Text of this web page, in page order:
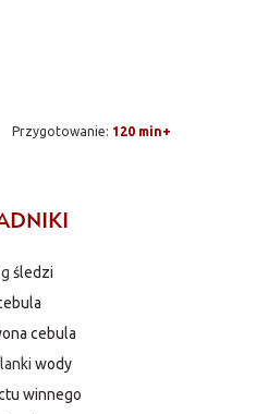
Przygotowanie: 120 min+
śledzi
cebula
wody
winnego